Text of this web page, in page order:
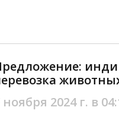
ноября 2024 г. в